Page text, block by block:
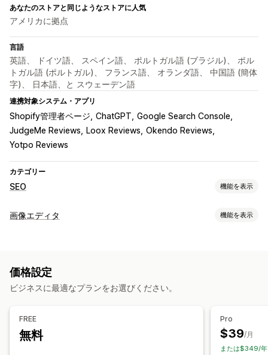
あなたのストアと同じようなストアに人気
アメリカに拠点
言語
英語、 ドイツ語、 スペイン語、 ポルトガル語 (ブラジル)、 ポル
トガル語 (ポルトガル)、 フランス語、 オランダ語、 中国語 (簡体
字)、 日本語、と スウェーデン語
連携対象システム・アプリ
Shopify管理者ページ ChatGPT Google Search Console
JudgeMe Reviews
Loox Reviews Okendo Reviews
Yotpo Reviews
カテゴリー
SEO 機能を表示
SEOツール
リッチスニペット
AI生成 ローカルSEO URLの最適化 画像の最適化
テーマの最適化
画像エディタ 機能を表示
一括編集
価格設定
ビジネスに最適なプランをお選びください。
FREE
無料
Pro
$39/月
または$349/